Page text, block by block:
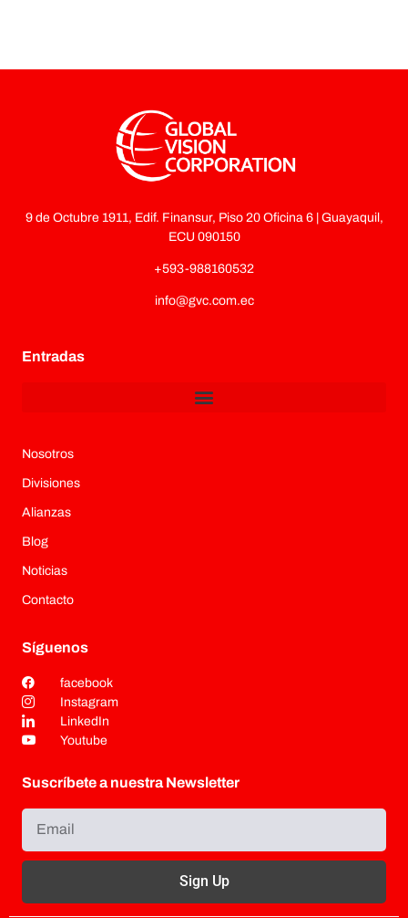
9 de Octubre 1911, Edif. Finansur, Piso 20 Oficina 6 | Guayaquil,
ECU 090150
+593-988160532
info@gvc.com.ec
Entradas
Nosotros
Divisiones
Alianzas
Blog
Noticias
Contacto
Síguenos
facebook
Instagram
LinkedIn
Youtube
Suscríbete a nuestra Newsletter
Sign Up